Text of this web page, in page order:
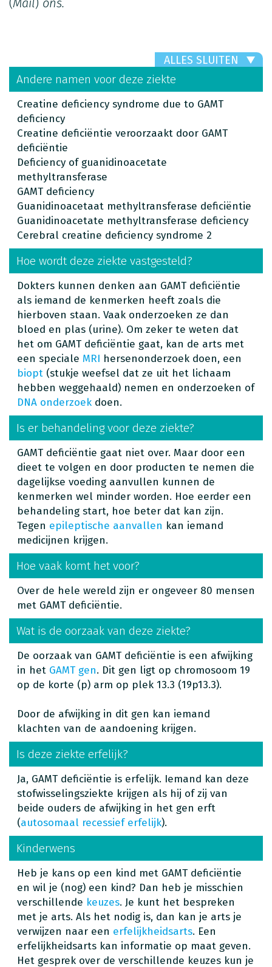
ALLES SLUITEN
Andere namen voor deze ziekte
Creatine deficiency syndrome due to GAMT
deficiency
Creatine deficiëntie veroorzaakt door GAMT
deficiëntie
Deficiency of guanidinoacetate
methyltransferase
GAMT deficiency
Guanidinoacetaat methyltransferase deficiëntie
Guanidinoacetate methyltransferase deficiency
Cerebral creatine deficiency syndrome 2
Hoe wordt deze ziekte vastgesteld?
Dokters kunnen denken aan GAMT deficiëntie
als iemand de kenmerken heeft zoals die
hierboven staan. Vaak onderzoeken ze dan
bloed en plas (urine). Om zeker te weten dat
het om GAMT deficiëntie gaat, kan de arts met
een speciale MRI hersenonderzoek doen, een
biopt (stukje weefsel dat ze uit het lichaam
hebben weggehaald) nemen en onderzoeken of
DNA onderzoek doen.
Is er behandeling voor deze ziekte?
GAMT deficiëntie gaat niet over. Maar door een
dieet te volgen en door producten te nemen die
dagelijkse voeding aanvullen kunnen de
kenmerken wel minder worden. Hoe eerder een
behandeling start, hoe beter dat kan zijn.
Tegen epileptische aanvallen kan iemand
medicijnen krijgen.
Hoe vaak komt het voor?
Over de hele wereld zijn er ongeveer 80 mensen
met GAMT deficiëntie.
Wat is de oorzaak van deze ziekte?
De oorzaak van GAMT deficiëntie is een afwijking
in het GAMT gen. Dit gen ligt op chromosoom 19
op de korte (p) arm op plek 13.3 (19p13.3).
Door de afwijking in dit gen kan iemand
klachten van de aandoening krijgen.
Is deze ziekte erfelijk?
Ja, GAMT deficiëntie is erfelijk. Iemand kan deze
stofwisselingsziekte krijgen als hij of zij van
beide ouders de afwijking in het gen erft
(autosomaal recessief erfelijk).
Kinderwens
Heb je kans op een kind met GAMT deficiëntie
en wil je (nog) een kind? Dan heb je misschien
verschillende keuzes. Je kunt het bespreken
met je arts. Als het nodig is, dan kan je arts je
verwijzen naar een erfelijkheidsarts. Een
erfelijkheidsarts kan informatie op maat geven.
Het gesprek over de verschillende keuzes kun je